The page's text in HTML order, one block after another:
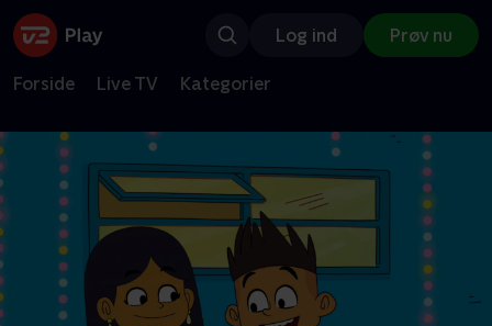
Log ind Prøv nu
Forside Live TV Kategorier